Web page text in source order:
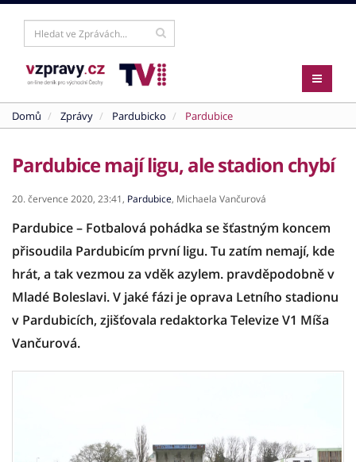
Domů Zprávy Pardubicko Pardubice
Pardubice mají ligu, ale stadion chybí
20. července 2020, 23:41, Pardubice, Michaela Vančurová
Pardubice – Fotbalová pohádka se šťastným koncem
přisoudila Pardubicím první ligu. Tu zatím nemají, kde
hrát, a tak vezmou za vděk azylem. pravděpodobně v
Mladé Boleslavi. V jaké fázi je oprava Letního stadionu
v Pardubicích, zjišťovala redaktorka Televize V1 Míša
Vančurová.